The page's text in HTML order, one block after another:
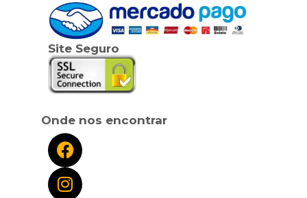
Site Seguro
Onde nos encontrar